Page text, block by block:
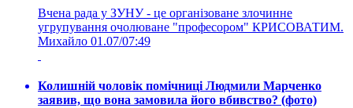
Вчена рада у ЗУНУ - це організоване злочинне
угрупування очолюване "професором" КРИСОВАТИМ.
Михайло 01.07/07:49
Колишній чоловік помічниці Людмили Марченко
заявив, що вона замовила його вбивство? (фото)